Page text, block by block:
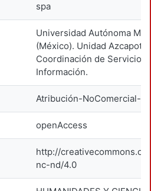
spa
Universidad Autónoma
(México). Unidad
Coordinación de Servicios
Información.
Atribución-NoComercial-
openAccess
http://
nc-nd/4.0